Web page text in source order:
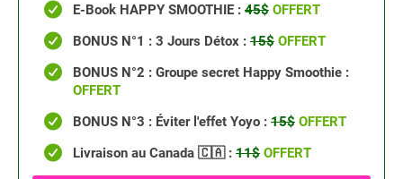
E-Book HAPPY SMOOTHIE : 45$ OFFERT
BONUS N°1 : 3 Jours Détox : 15$ OFFERT
BONUS N°2 : Groupe secret Happy Smoothie :
OFFERT
BONUS N°3 : Éviter l'effet Yoyo : 15$ OFFERT
Livraison au Canada 🇨🇦 : 11$ OFFERT